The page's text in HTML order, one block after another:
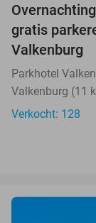
gratis
Valkenburg
Parkhotel
Valkenburg (11
Verkocht: 128